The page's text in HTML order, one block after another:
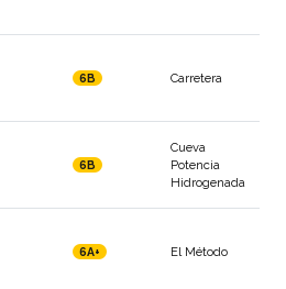
6B Carretera
6B
Cueva
Potencia
Hidrogenada
6A+ El Método